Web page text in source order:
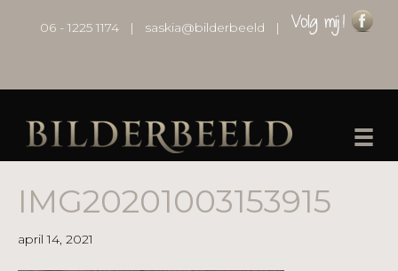
06 - 1225 1174 | saskia@bilderbeeld |
IMG20201003153915
april 14, 2021